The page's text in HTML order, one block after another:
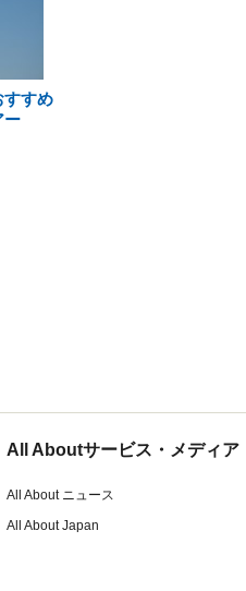
すすめ
ー
All Aboutサービス・メディア
All About ニュース
All About Japan